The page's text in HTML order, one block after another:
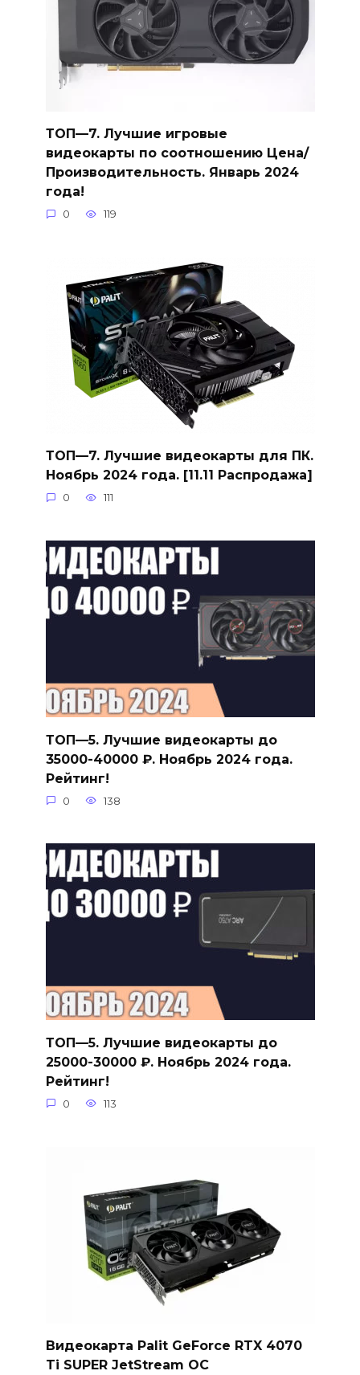
ТОП—7. Лучшие игровые
видеокарты по соотношению Цена/
Производительность. Январь 2024
года!
0 119
ТОП—7. Лучшие видеокарты для ПК.
Ноябрь 2024 года. [11.11 Распродажа]
0 111
ТОП—5. Лучшие видеокарты до
35000-40000 ₽. Ноябрь 2024 года.
Рейтинг!
0 138
ТОП—5. Лучшие видеокарты до
25000-30000 ₽. Ноябрь 2024 года.
Рейтинг!
0 113
Видеокарта Palit GeForce RTX 4070
Ti SUPER JetStream OC